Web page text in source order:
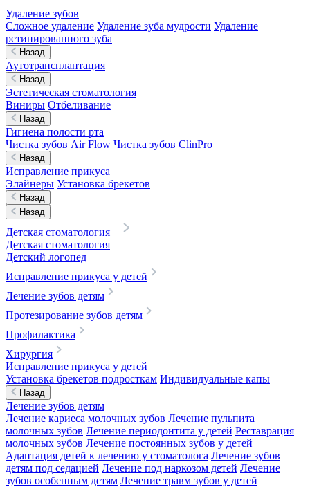
Удаление зубов
Сложное удаление Удаление зуба мудрости Удаление
ретинированного зуба
Назад
Аутотрансплантация
Назад
Эстетическая стоматология
Виниры Отбеливание
Назад
Гигиена полости рта
Чистка зубов Air Flow Чистка зубов ClinPro
Назад
Исправление прикуса
Элайнеры Установка брекетов
Назад
Назад
Детская стоматология
Детская стоматология
Детский логопед
Исправление прикуса у детей
Лечение зубов детям
Протезирование зубов детям
Профилактика
Хирургия
Исправление прикуса у детей
Установка брекетов подросткам Индивидуальные капы
Назад
Лечение зубов детям
Лечение кариеса молочных зубов Лечение пульпита
молочных зубов Лечение периодонтита у детей Реставрация
молочных зубов Лечение постоянных зубов у детей
Адаптация детей к лечению у стоматолога Лечение зубов
детям под седацией Лечение под наркозом детей Лечение
зубов особенным детям Лечение травм зубов у детей